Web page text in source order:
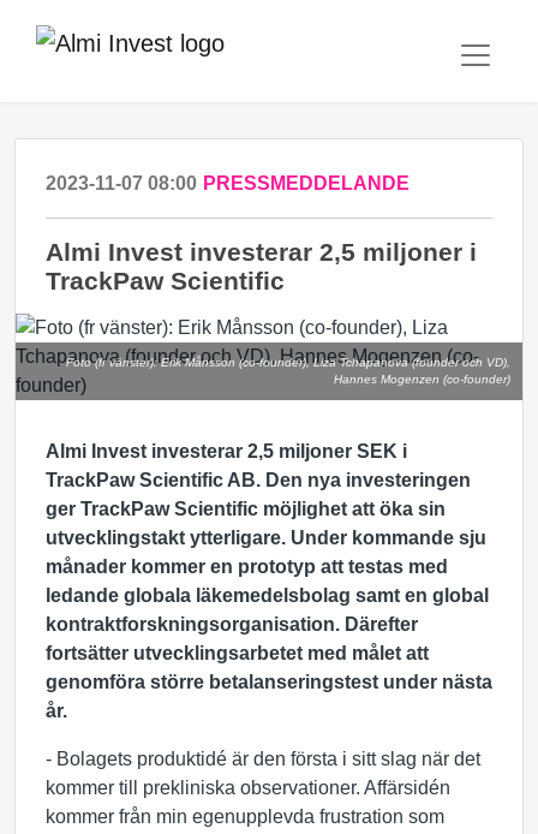
2023-11-07 08:00 PRESSMEDDELANDE
Almi Invest investerar 2,5 miljoner i
TrackPaw Scientific
Foto (fr vänster): Erik Månsson (co-founder), Liza Tchapanova (founder och VD),
Hannes Mogenzen (co-founder)
Almi Invest investerar 2,5 miljoner SEK i
TrackPaw Scientific AB. Den nya investeringen
ger TrackPaw Scientific möjlighet att öka sin
utvecklingstakt ytterligare. Under kommande sju
månader kommer en prototyp att testas med
ledande globala läkemedelsbolag samt en global
kontraktforskningsorganisation. Därefter
fortsätter utvecklingsarbetet med målet att
genomföra större betalanseringstest under nästa
år.
- Bolagets produktidé är den första i sitt slag när det
kommer till prekliniska observationer. Affärsidén
kommer från min egenupplevda frustration som